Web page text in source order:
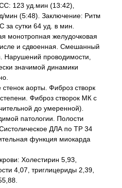
123 уд.мин (13:42),
мин (5:48). Заключение: Ритм
сутки 64 уд. в мин.
монотропная желудочковая
и сдвоенная. Смешанный
Нарушений проводимости,
значимой динамики
аорты. Фиброз створк
Фиброз створок МК с
до умеренной).
патологии. Полости
ДЛА по ТР 34
функция миокарда
Холестирин 5,93,
4,07, триглицериды 2,39,